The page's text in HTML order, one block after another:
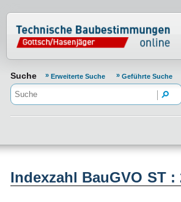
Normenportal
Suche Erweiterte Suche Geführte Suche
Indexzahl BauGVO ST :